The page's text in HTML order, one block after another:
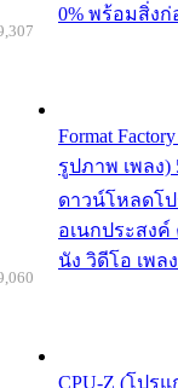
0% พร้อมสิ่ง
Format
รูปภาพ เพลง)
ดาวน์โหลดโป
อเนกประสง
นัง วิดีโอ เพล
CPU-Z (โปร